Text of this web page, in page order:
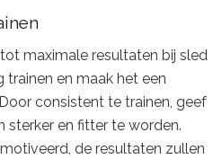
maximale resultaten bij sled
en maak het een
consistent te trainen, geef
sterker en fitter te worden.
de resultaten zullen